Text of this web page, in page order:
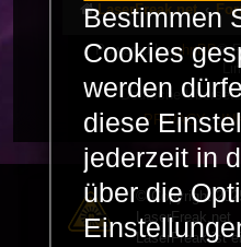
LaserFreak.net
Powered byphpBB®
Deutsche
© Copyright
LaserFreak.net
LaserFreak ist
Bestimmen
Cookies
werden
diese
jederzeit in
über die